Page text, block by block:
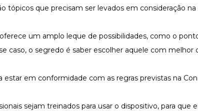
tópicos que precisam ser levados em consideração
um amplo leque de possibilidades, como o
caso, o segredo é saber escolher aquele com melhor
em conformidade com as regras previstas na
sejam treinados para usar o dispositivo, para que